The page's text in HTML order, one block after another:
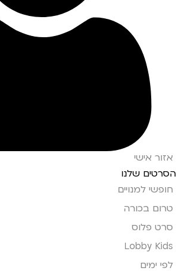
אזור אישי
הסרטים שלנו
חופשי למנויים
טרום בכורה
סרט פלוס
Lobby Kids
לפי ימים